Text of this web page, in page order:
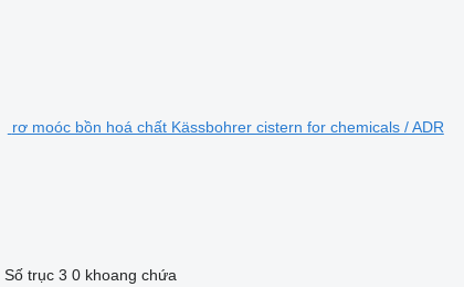
rơ moóc bồn hoá chất Kässbohrer cistern for chemicals / ADR
Số trục 3 0 khoang chứa